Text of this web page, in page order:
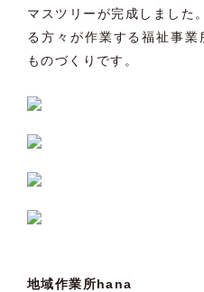
マスツリーが完成しました
る方々が作業する福祉事
ものづくりです。
地域作業所hana